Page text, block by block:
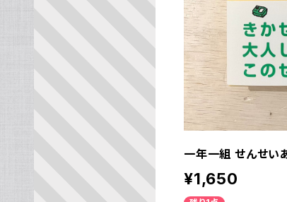
一年一組 せんせい
¥1,650